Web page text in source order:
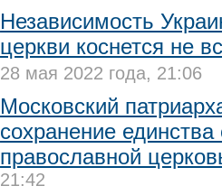
Независимость
церкви коснется не
28 мая 2022 года, 21:06
Московский
сохранение единства
православной
21:42